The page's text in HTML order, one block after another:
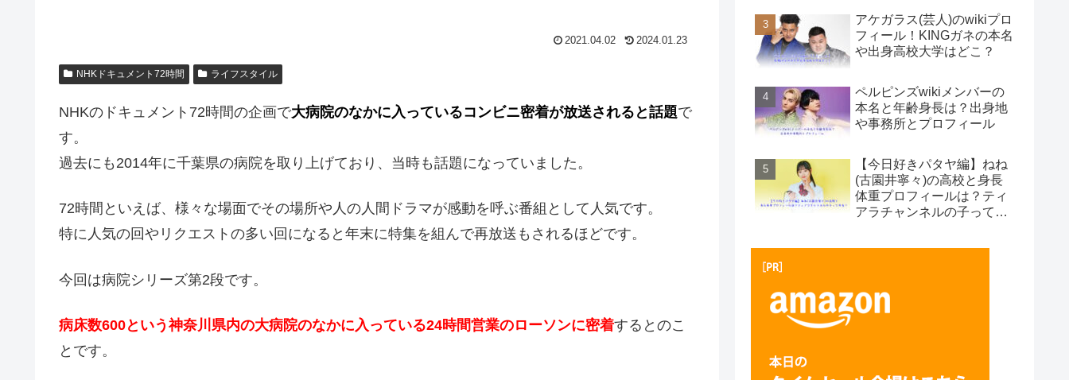
2021.04.02 2024.01.23
NHKドキュメント72時間 ライフスタイル
NHKのドキュメント72時間の企画で大病院のなかに入っているコンビニ密着が放送されると話題で
す。
過去にも2014年に千葉県の病院を取り上げており、当時も話題になっていました。
72時間といえば、様々な場面でその場所や人の人間ドラマが感動を呼ぶ番組として人気です。
特に人気の回やリクエストの多い回になると年末に特集を組んで再放送もされるほどです。
今回は病院シリーズ第2段です。
病床数600という神奈川県内の大病院のなかに入っている24時間営業のローソンに密着するとのこ
とです。
アケガラス(芸人)のwikiプロ
フィール！KINGガネの本名
や出身高校大学はどこ？
ペルピンズwikiメンバーの
本名と年齢身長は？出身地
や事務所とプロフィール
【今日好きパタヤ編】ねね
(古園井寧々)の高校と身長
体重プロフィールは？ティ
アラチャンネルの子って本